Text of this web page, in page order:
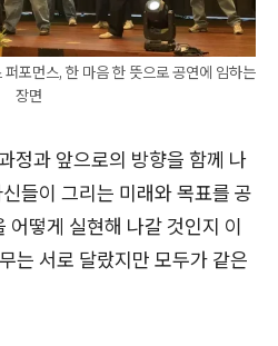
포먼스, 한 마음 한 뜻으로 공연에 임하는
장면
정과 앞으로의 방향을 함께 나
들이 그리는 미래와 목표를 공
어떻게 실현해 나갈 것인지 이
는 서로 달랐지만 모두가 같은